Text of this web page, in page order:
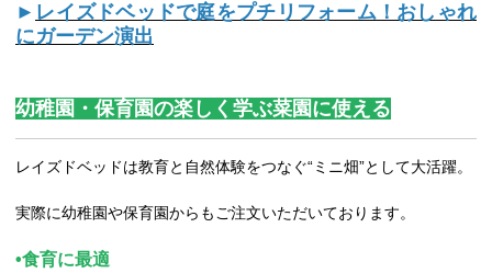
► レイズドベッドで庭をプチリフォーム！おしゃれ
にガーデン演出
幼稚園・保育園の楽しく学ぶ菜園に使える
レイズドベッドは教育と自然体験をつなぐ“ミニ畑”として大活躍。
実際に幼稚園や保育園からもご注文いただいております。
•食育に最適